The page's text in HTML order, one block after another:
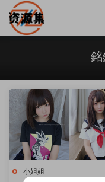
小姐姐